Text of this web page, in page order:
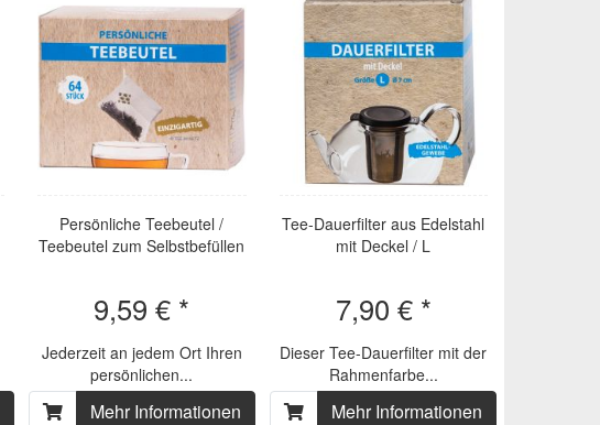
Persönliche Teebeutel /
Teebeutel zum Selbstbefüllen
9,59 € *
Jederzeit an jedem Ort Ihren
persönlichen...
Mehr Informationen
Tee-Dauerfilter aus Edelstahl
mit Deckel / L
7,90 € *
Dieser Tee-Dauerfilter mit der
Rahmenfarbe...
Mehr Informationen